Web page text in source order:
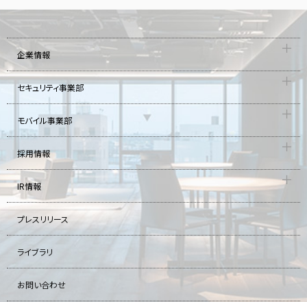
企業情報
セキュリティ事業部
モバイル事業部
採用情報
IR情報
プレスリリース
ライブラリ
お問い合わせ